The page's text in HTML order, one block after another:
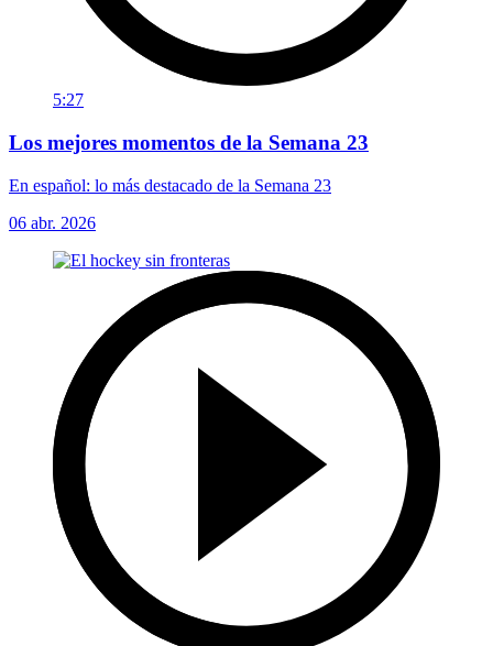
5:27
Los mejores momentos de la Semana 23
En español: lo más destacado de la Semana 23
06 abr. 2026